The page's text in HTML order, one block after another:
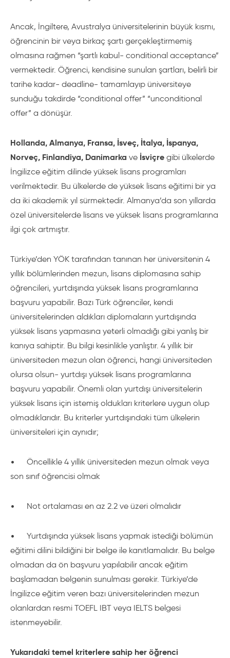
Ancak, İngiltere, Avustralya üniversitelerinin büyük kısmı,
öğrencinin bir veya birkaç şartı gerçekleştirmemiş
olmasına rağmen “şartlı kabul- conditional acceptance”
vermektedir. Öğrenci, kendisine sunulan şartları, belirli bir
tarihe kadar- deadline- tamamlayıp üniversiteye
sunduğu takdirde “conditional offer” “unconditional
offer” a dönüşür.
Hollanda, Almanya, Fransa, İsveç, İtalya, İspanya,
Norveç, Finlandiya, Danimarka ve İsviçre gibi ülkelerde
İngilizce eğitim dilinde yüksek lisans programları
verilmektedir. Bu ülkelerde de yüksek lisans eğitimi bir ya
da iki akademik yıl sürmektedir. Almanya’da son yıllarda
özel üniversitelerde lisans ve yüksek lisans programlarına
ilgi çok artmıştır.
Türkiye’den YÖK tarafından tanınan her üniversitenin 4
yıllık bölümlerinden mezun, lisans diplomasına sahip
öğrencileri, yurtdışında yüksek lisans programlarına
başvuru yapabilir. Bazı Türk öğrenciler, kendi
üniversitelerinden aldıkları diplomaların yurtdışında
yüksek lisans yapmasına yeterli olmadığı gibi yanlış bir
kanıya sahiptir. Bu bilgi kesinlikle yanlıştır. 4 yıllık bir
üniversiteden mezun olan öğrenci, hangi üniversiteden
olursa olsun- yurtdışı yüksek lisans programlarına
başvuru yapabilir. Önemli olan yurtdışı üniversitelerin
yüksek lisans için istemiş oldukları kriterlere uygun olup
olmadıklarıdır. Bu kriterler yurtdışındaki tüm ülkelerin
üniversiteleri için aynıdır;
•
Öncellikle 4 yıllık üniversiteden mezun olmak veya
son sınıf öğrencisi olmak
• Not ortalaması en az 2.2 ve üzeri olmalıdır
•
Yurtdışında yüksek lisans yapmak istediği bölümün
eğitimi dilini bildiğini bir belge ile kanıtlamalıdır. Bu belge
olmadan da ön başvuru yapılabilir ancak eğitim
başlamadan belgenin sunulması gerekir. Türkiye’de
İngilizce eğitim veren bazı üniversitelerinden mezun
olanlardan resmi TOEFL IBT veya IELTS belgesi
istenmeyebilir.
Yukarıdaki temel kriterlere sahip her öğrenci